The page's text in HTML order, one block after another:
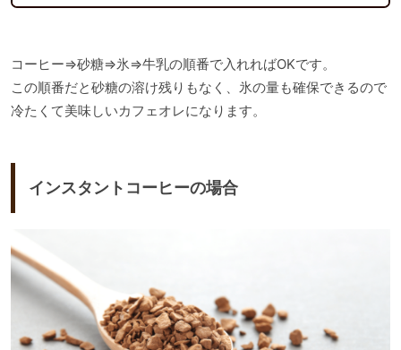
コーヒー⇒砂糖⇒氷⇒牛乳の順番で入れればOKです。
この順番だと砂糖の溶け残りもなく、氷の量も確保できるので
冷たくて美味しいカフェオレになります。
インスタントコーヒーの場合